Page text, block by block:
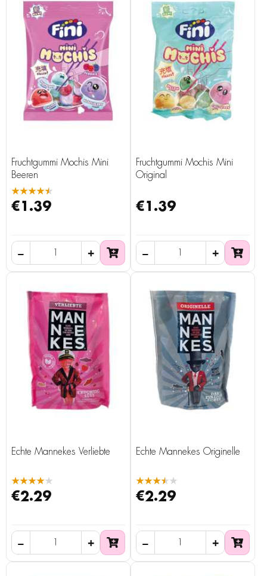
Fruchtgummi Mochis Mini
Beeren
★★★★★
€1.39
Fruchtgummi Mochis Mini
Original
€1.39
Echte Mannekes Verliebte
★★★★★
€2.29
Echte Mannekes Originelle
★★★★★
€2.29